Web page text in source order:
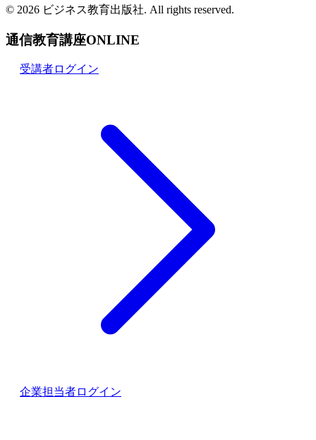
© 2026 ビジネス教育出版社. All rights reserved.
通信教育講座ONLINE
受講者ログイン
企業担当者ログイン